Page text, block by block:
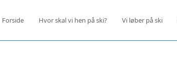
Forside Hvor skal vi hen på ski? Vi løber på ski